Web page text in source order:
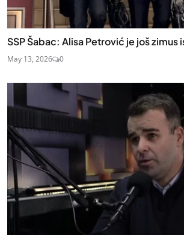
SSP Šabac: Alisa Petrović je još zimus
May 13, 2026 0